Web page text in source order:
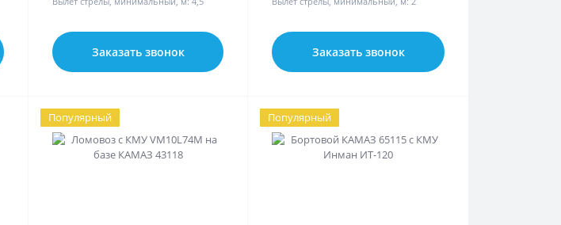
Заказать звонок Заказать звонок
Популярный Популярный